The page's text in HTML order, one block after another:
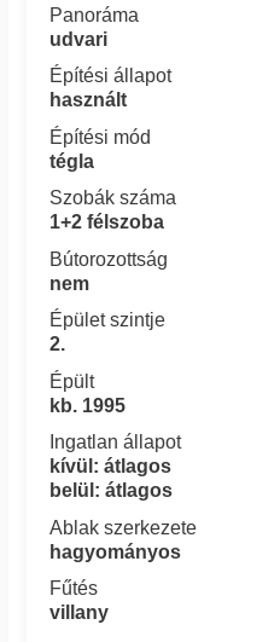
Panoráma
udvari
Építési állapot
használt
Építési mód
tégla
Szobák száma
1+2 félszoba
Bútorozottság
nem
Épület szintje
2.
Épült
kb. 1995
Ingatlan állapot
kívül: átlagos
belül: átlagos
Ablak szerkezete
hagyományos
Fűtés
villany